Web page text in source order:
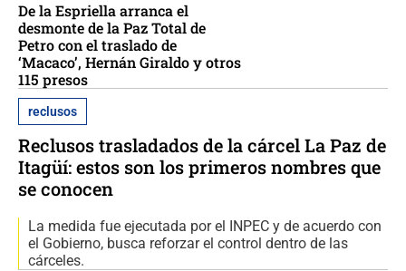
De la Espriella arranca el
desmonte de la Paz Total de
Petro con el traslado de
‘Macaco’, Hernán Giraldo y otros
115 presos
reclusos
Reclusos trasladados de la cárcel La Paz de
Itagüí: estos son los primeros nombres que
se conocen
La medida fue ejecutada por el INPEC y de acuerdo con
el Gobierno, busca reforzar el control dentro de las
cárceles.